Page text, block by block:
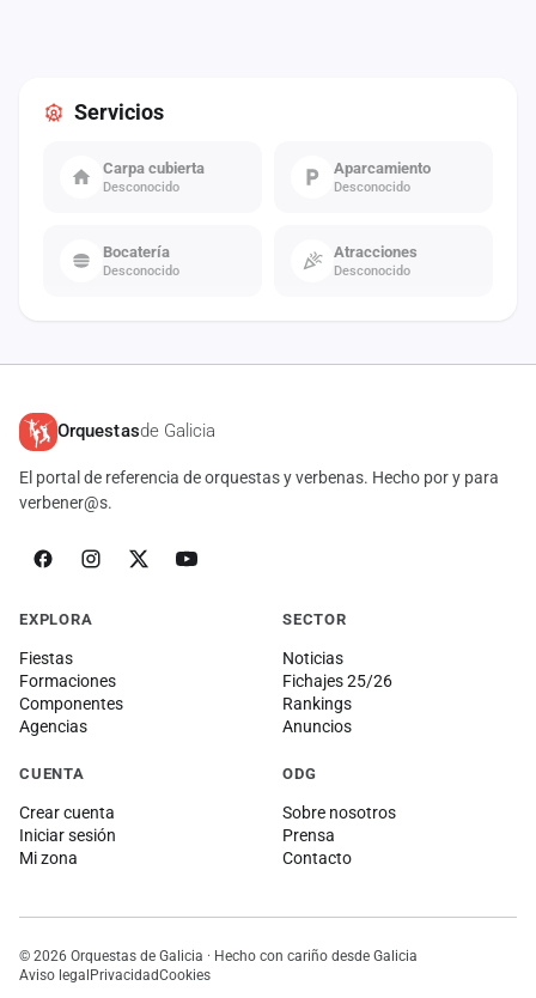
Servicios
Carpa cubierta
Desconocido
Aparcamiento
Desconocido
Bocatería
Desconocido
Atracciones
Desconocido
Orquestasde Galicia
El portal de referencia de orquestas y verbenas. Hecho por y para
verbener@s.
EXPLORA
Fiestas
Formaciones
Componentes
Agencias
SECTOR
Noticias
Fichajes 25/26
Rankings
Anuncios
CUENTA
Crear cuenta
Iniciar sesión
Mi zona
ODG
Sobre nosotros
Prensa
Contacto
© 2026 Orquestas de Galicia · Hecho con cariño desde Galicia
Aviso legalPrivacidadCookies